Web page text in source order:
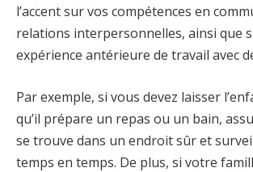
l’accent sur vos compétences en
relations interpersonnelles, ainsi que
expérience antérieure de travail avec
Par exemple, si vous devez laisser
qu’il prépare un repas ou un bain,
se trouve dans un endroit sûr et
temps en temps. De plus, si votre